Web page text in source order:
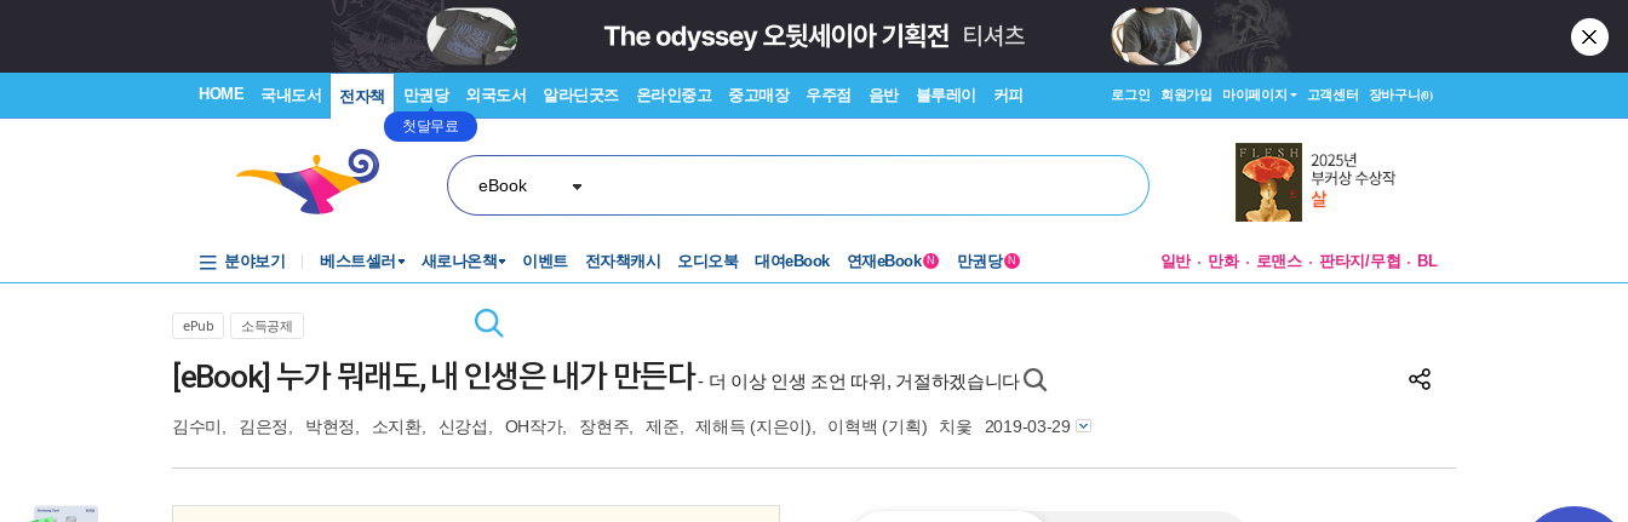
HOME 국내도서 전자책 만권당
첫달무료
외국도서 알라딘굿즈 온라인중고 중고매장 우주점 음반 블루레이 커피 로그인 회원가입 마이페이지 고객센터 장바구니(0)
eBook
분야보기 베스트셀러 새로나온책 이벤트 전자책캐시 오디오북 대여eBook 연재eBook N 만권당 N 일반 만화 로맨스 판타지/무협 BL
ePub 소득공제
[eBook] 누가 뭐래도, 내 인생은 내가 만든다- 더 이상 인생 조언 따위, 거절하겠습니다
김수미 김은정 박현정 소지환, 신강섭 OH작가, 장현주 제준 제해득 (지은이), 이혁백 (기획) 치읓 2019-03-29